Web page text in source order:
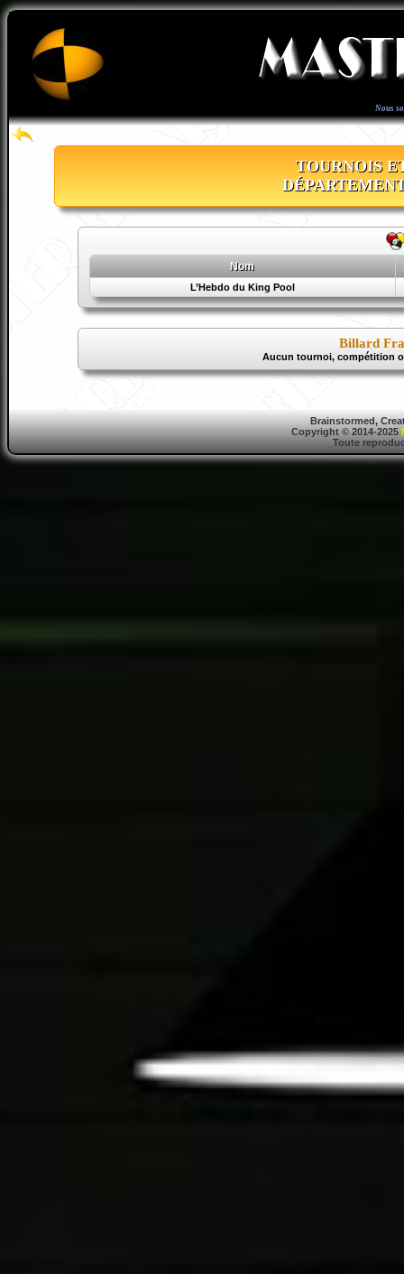
Nous
TOURNOIS
Nom
L’Hebdo du King Pool
Billard
Aucun tournoi, compétition
Brainstormed,
Copyright © 2014-2025
Toute